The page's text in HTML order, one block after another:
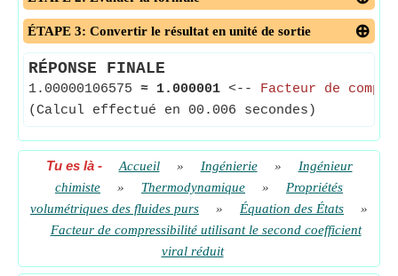
ÉTAPE 3: Convertir le résultat en unité de sortie
RÉPONSE FINALE
1.00000106575 ≈ 1.000001 <-- Facteur de
(Calcul effectué en 00.006 secondes)
Tu es là- Accueil » Ingénierie »
Ingénieur
chimiste
» Thermodynamique »
Propriétés
volumétriques des fluides purs
» Équation des États
»
Facteur de compressibilité utilisant le second coefficient
viral réduit